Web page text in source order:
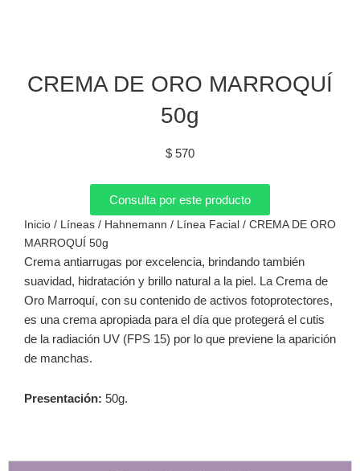
CREMA DE ORO MARROQUÍ
50g
$ 570
Consulta por este producto
Inicio / Líneas / Hahnemann / Línea Facial / CREMA DE ORO
MARROQUÍ 50g
Crema antiarrugas por excelencia, brindando también
suavidad, hidratación y brillo natural a la piel. La Crema de
Oro Marroquí, con su contenido de activos fotoprotectores,
es una crema apropiada para el día que protegerá el cutis
de la radiación UV (FPS 15) por lo que previene la aparición
de manchas.
Presentación: 50g.